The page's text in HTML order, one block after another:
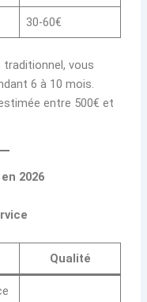
30-60€
traditionnel, vous
6 à 10 mois.
entre 500€ et
2026
Qualité